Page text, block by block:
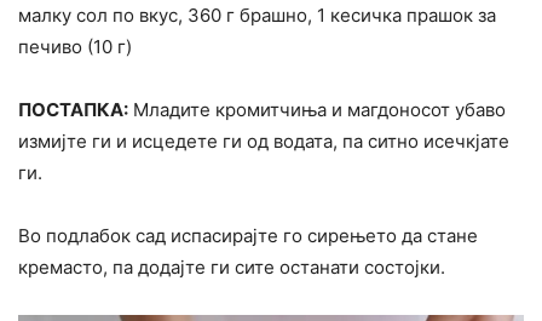
малку сол по вкус, 360 г брашно, 1 кесичка прашок за
печиво (10 г)
ПОСТАПКА: Младите кромитчиња и магдоносот убаво
измијте ги и исцедете ги од водата, па ситно исечкјате
ги.
Во подлабок сад испасирајте го сирењето да стане
кремасто, па додајте ги сите останати состојки.